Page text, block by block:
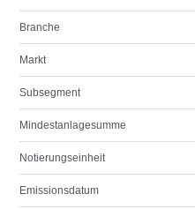
Branche
Markt
Subsegment
Mindestanlagesumme
Notierungseinheit
Emissionsdatum